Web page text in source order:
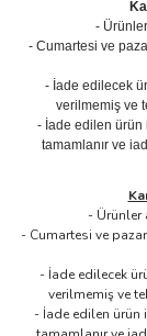
-
- Cumartesi ve
- İade edilecek
verilmemiş ve
- İade edilen ürün
tamamlanır ve
- Ürünler
- Cumartesi ve
- İade edilecek
verilmemiş ve
- İade edilen ürün